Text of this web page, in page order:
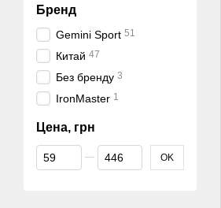
Бренд
Gemini Sport 51
Китай 47
Без бренду 3
IronMaster 1
Цена, грн
От Цена, грн
До Цена, грн OK